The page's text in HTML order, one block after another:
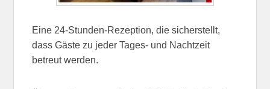
Eine 24-Stunden-Rezeption, die sicherstellt,
dass Gäste zu jeder Tages- und Nachtzeit
betreut werden.